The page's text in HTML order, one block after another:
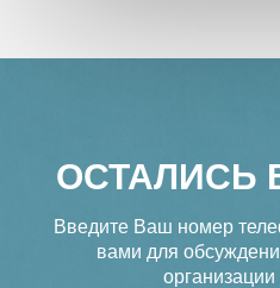
ОСТАЛИСЬ
Введите Ваш номер
вами для
организации